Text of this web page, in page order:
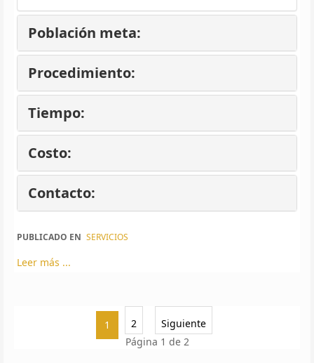
Población meta:
Procedimiento:
Tiempo:
Costo:
Contacto:
PUBLICADO EN SERVICIOS
Leer más ...
1 2
Siguiente
Página 1 de 2